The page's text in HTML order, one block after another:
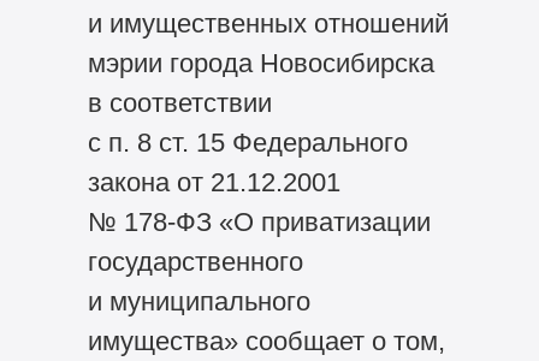
и имущественных отношений
мэрии города Новосибирска
в соответствии
с п. 8 ст. 15 Федерального
закона от 21.12.2001
№ 178-ФЗ«О приватизации
государственного
и муниципального
имущества» сообщает о том,